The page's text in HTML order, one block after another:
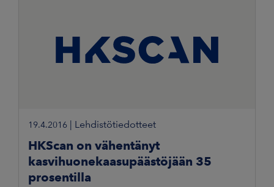
19.4.2016 Lehdistötiedotteet
HKScan on vähentänyt
kasvihuonekaasupäästöjään 35
prosentilla